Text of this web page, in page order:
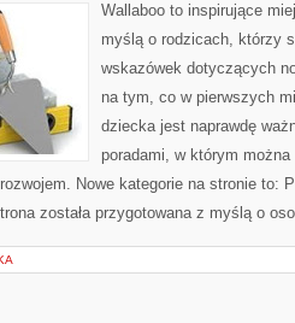
Wallaboo to inspirujące
myślą o rodzicach, którzy
wskazówek dotyczących
na tym, co w pierwszych
dziecka jest naprawdę
poradami, w którym
Nowe kategorie na stronie to:
została przygotowana z myślą o